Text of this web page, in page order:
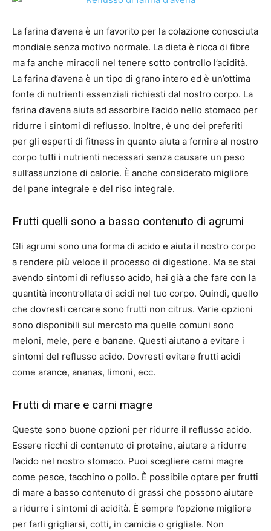
La farina d’avena è un favorito per la colazione conosciuta
mondiale senza motivo normale. La dieta è ricca di fibre
ma fa anche miracoli nel tenere sotto controllo l’acidità.
La farina d’avena è un tipo di grano intero ed è un’ottima
fonte di nutrienti essenziali richiesti dal nostro corpo. La
farina d’avena aiuta ad assorbire l’acido nello stomaco per
ridurre i sintomi di reflusso. Inoltre, è uno dei preferiti
per gli esperti di fitness in quanto aiuta a fornire al nostro
corpo tutti i nutrienti necessari senza causare un peso
sull’assunzione di calorie. È anche considerato migliore
del pane integrale e del riso integrale.
Frutti quelli sono a basso contenuto di agrumi
Gli agrumi sono una forma di acido e aiuta il nostro corpo
a rendere più veloce il processo di digestione. Ma se stai
avendo sintomi di reflusso acido, hai già a che fare con la
quantità incontrollata di acidi nel tuo corpo. Quindi, quello
che dovresti cercare sono frutti non citrus. Varie opzioni
sono disponibili sul mercato ma quelle comuni sono
meloni, mele, pere e banane. Questi aiutano a evitare i
sintomi del reflusso acido. Dovresti evitare frutti acidi
come arance, ananas, limoni, ecc.
Frutti di mare e carni magre
Queste sono buone opzioni per ridurre il reflusso acido.
Essere ricchi di contenuto di proteine, aiutare a ridurre
l’acido nel nostro stomaco. Puoi scegliere carni magre
come pesce, tacchino o pollo. È possibile optare per frutti
di mare a basso contenuto di grassi che possono aiutare
a ridurre i sintomi di acidità. È sempre l’opzione migliore
per farli grigliarsi, cotti, in camicia o grigliate. Non